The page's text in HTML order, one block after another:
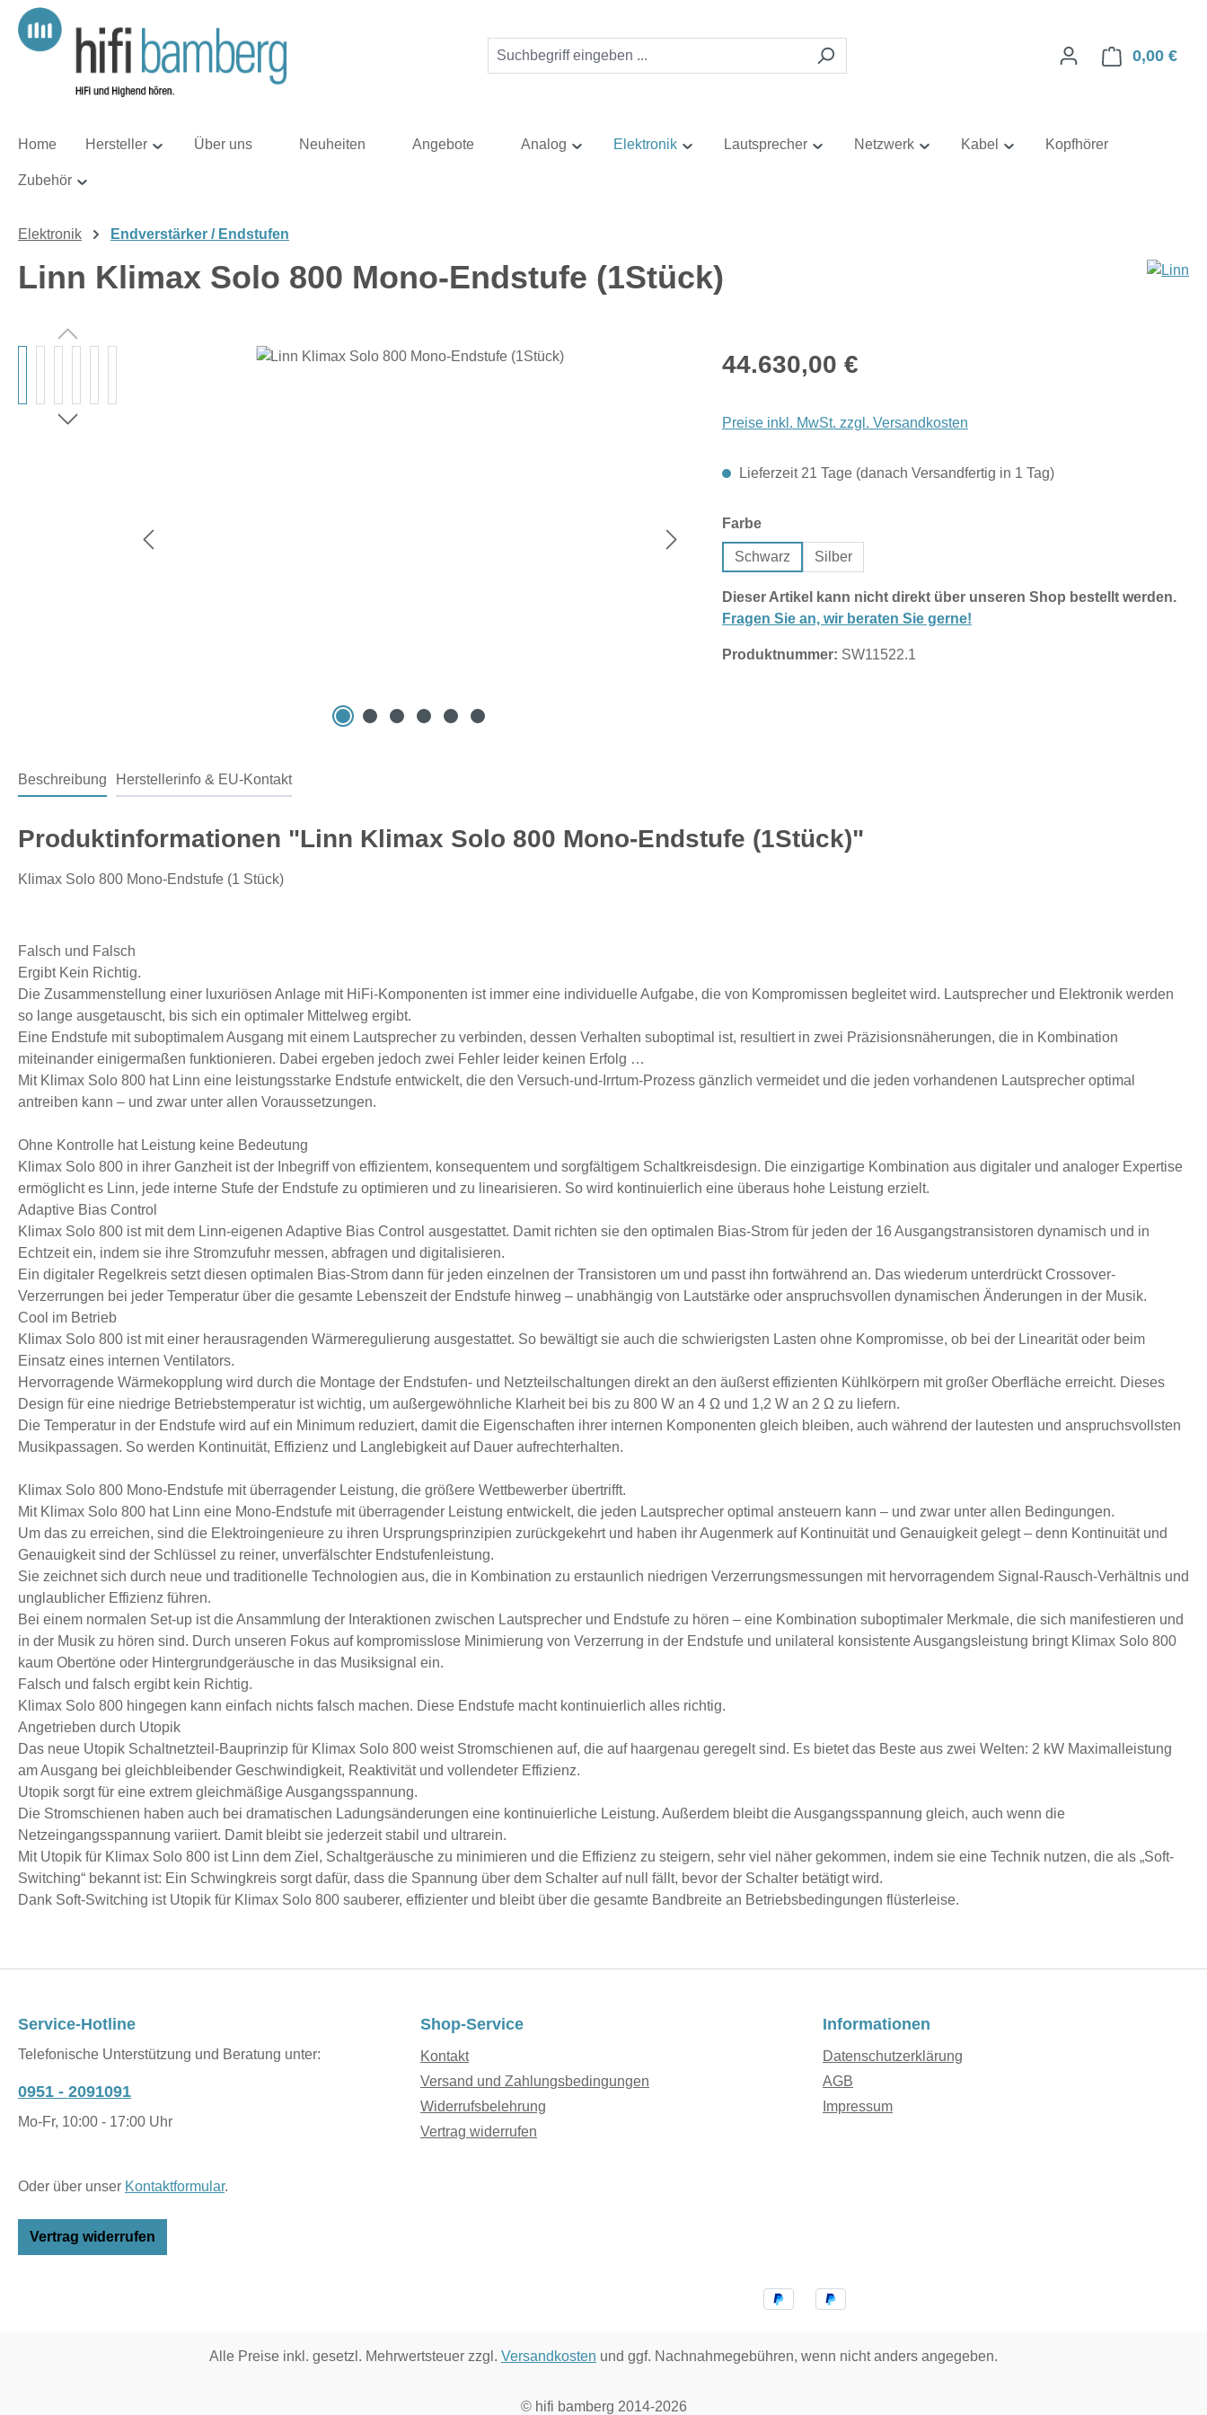
Hauptinhalt springen
Zur Suche springen
Zur Hauptnavigation springen
0,00 €
Home Hersteller Über uns Neuheiten Angebote Analog Elektronik Lautsprecher Netzwerk Kabel Kopfhörer
Zubehör
Elektronik Endverstärker / Endstufen
Linn Klimax Solo 800 Mono-Endstufe (1Stück)
Regulärer Preis:
44.630,00 €
Preise inkl. MwSt. zzgl. Versandkosten
Lieferzeit 21 Tage (danach Versandfertig in 1 Tag)
Farbeauswählen
Schwarz Silber
Dieser Artikel kann nicht direkt über unseren Shop bestellt werden.
Fragen Sie an, wir beraten Sie gerne!
Produktnummer: SW11522.1
Beschreibung Herstellerinfo & EU-Kontakt
Produktinformationen "Linn Klimax Solo 800 Mono-Endstufe (1Stück)"
Klimax Solo 800 Mono-Endstufe (1 Stück)
Falsch und Falsch
Ergibt Kein Richtig.
Die Zusammenstellung einer luxuriösen Anlage mit HiFi-Komponenten ist immer eine individuelle Aufgabe, die von Kompromissen begleitet wird. Lautsprecher und Elektronik werden
so lange ausgetauscht, bis sich ein optimaler Mittelweg ergibt.
Eine Endstufe mit suboptimalem Ausgang mit einem Lautsprecher zu verbinden, dessen Verhalten suboptimal ist, resultiert in zwei Präzisionsnäherungen, die in Kombination
miteinander einigermaßen funktionieren. Dabei ergeben jedoch zwei Fehler leider keinen Erfolg …
Mit Klimax Solo 800 hat Linn eine leistungsstarke Endstufe entwickelt, die den Versuch-und-Irrtum-Prozess gänzlich vermeidet und die jeden vorhandenen Lautsprecher optimal
antreiben kann – und zwar unter allen Voraussetzungen.
Ohne Kontrolle hat Leistung keine Bedeutung
Klimax Solo 800 in ihrer Ganzheit ist der Inbegriff von effizientem, konsequentem und sorgfältigem Schaltkreisdesign. Die einzigartige Kombination aus digitaler und analoger Expertise
ermöglicht es Linn, jede interne Stufe der Endstufe zu optimieren und zu linearisieren. So wird kontinuierlich eine überaus hohe Leistung erzielt.
Adaptive Bias Control
Klimax Solo 800 ist mit dem Linn-eigenen Adaptive Bias Control ausgestattet. Damit richten sie den optimalen Bias-Strom für jeden der 16 Ausgangstransistoren dynamisch und in
Echtzeit ein, indem sie ihre Stromzufuhr messen, abfragen und digitalisieren.
Ein digitaler Regelkreis setzt diesen optimalen Bias-Strom dann für jeden einzelnen der Transistoren um und passt ihn fortwährend an. Das wiederum unterdrückt Crossover-
Verzerrungen bei jeder Temperatur über die gesamte Lebenszeit der Endstufe hinweg – unabhängig von Lautstärke oder anspruchsvollen dynamischen Änderungen in der Musik.
Cool im Betrieb
Klimax Solo 800 ist mit einer herausragenden Wärmeregulierung ausgestattet. So bewältigt sie auch die schwierigsten Lasten ohne Kompromisse, ob bei der Linearität oder beim
Einsatz eines internen Ventilators.
Hervorragende Wärmekopplung wird durch die Montage der Endstufen- und Netzteilschaltungen direkt an den äußerst effizienten Kühlkörpern mit großer Oberfläche erreicht. Dieses
Design für eine niedrige Betriebstemperatur ist wichtig, um außergewöhnliche Klarheit bei bis zu 800 W an 4 Ω und 1,2 W an 2 Ω zu liefern.
Die Temperatur in der Endstufe wird auf ein Minimum reduziert, damit die Eigenschaften ihrer internen Komponenten gleich bleiben, auch während der lautesten und anspruchsvollsten
Musikpassagen. So werden Kontinuität, Effizienz und Langlebigkeit auf Dauer aufrechterhalten.
Klimax Solo 800 Mono-Endstufe mit überragender Leistung, die größere Wettbewerber übertrifft.
Mit Klimax Solo 800 hat Linn eine Mono-Endstufe mit überragender Leistung entwickelt, die jeden Lautsprecher optimal ansteuern kann – und zwar unter allen Bedingungen.
Um das zu erreichen, sind die Elektroingenieure zu ihren Ursprungsprinzipien zurückgekehrt und haben ihr Augenmerk auf Kontinuität und Genauigkeit gelegt – denn Kontinuität und
Genauigkeit sind der Schlüssel zu reiner, unverfälschter Endstufenleistung.
Sie zeichnet sich durch neue und traditionelle Technologien aus, die in Kombination zu erstaunlich niedrigen Verzerrungsmessungen mit hervorragendem Signal-Rausch-Verhältnis und
unglaublicher Effizienz führen.
Bei einem normalen Set-up ist die Ansammlung der Interaktionen zwischen Lautsprecher und Endstufe zu hören – eine Kombination suboptimaler Merkmale, die sich manifestieren und
in der Musik zu hören sind. Durch unseren Fokus auf kompromisslose Minimierung von Verzerrung in der Endstufe und unilateral konsistente Ausgangsleistung bringt Klimax Solo 800
kaum Obertöne oder Hintergrundgeräusche in das Musiksignal ein.
Falsch und falsch ergibt kein Richtig.
Klimax Solo 800 hingegen kann einfach nichts falsch machen. Diese Endstufe macht kontinuierlich alles richtig.
Angetrieben durch Utopik
Das neue Utopik Schaltnetzteil-Bauprinzip für Klimax Solo 800 weist Stromschienen auf, die auf haargenau geregelt sind. Es bietet das Beste aus zwei Welten: 2 kW Maximalleistung
am Ausgang bei gleichbleibender Geschwindigkeit, Reaktivität und vollendeter Effizienz.
Utopik sorgt für eine extrem gleichmäßige Ausgangsspannung.
Die Stromschienen haben auch bei dramatischen Ladungsänderungen eine kontinuierliche Leistung. Außerdem bleibt die Ausgangsspannung gleich, auch wenn die
Netzeingangsspannung variiert. Damit bleibt sie jederzeit stabil und ultrarein.
Mit Utopik für Klimax Solo 800 ist Linn dem Ziel, Schaltgeräusche zu minimieren und die Effizienz zu steigern, sehr viel näher gekommen, indem sie eine Technik nutzen, die als „Soft-
Switching“ bekannt ist: Ein Schwingkreis sorgt dafür, dass die Spannung über dem Schalter auf null fällt, bevor der Schalter betätigt wird.
Dank Soft-Switching ist Utopik für Klimax Solo 800 sauberer, effizienter und bleibt über die gesamte Bandbreite an Betriebsbedingungen flüsterleise.
Service-Hotline
Telefonische Unterstützung und Beratung unter:
0951 - 2091091
Mo-Fr, 10:00 - 17:00 Uhr
Oder über unser Kontaktformular.
Vertrag widerrufen
Shop-Service
Kontakt
Versand und Zahlungsbedingungen
Widerrufsbelehrung
Vertrag widerrufen
Informationen
Datenschutzerklärung
AGB
Impressum
Alle Preise inkl. gesetzl. Mehrwertsteuer zzgl. Versandkosten und ggf. Nachnahmegebühren, wenn nicht anders angegeben.
© hifi bamberg 2014-2026